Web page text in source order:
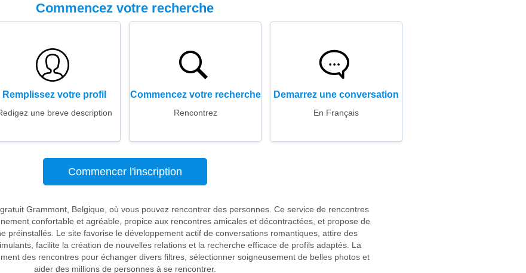
Commencez votre recherche
Remplissez votre profil
une breve description
Commencez votre recherche
Rencontrez
Demarrez une conversation
En Français
Commencer l'inscription
Grammont, Belgique, où vous pouvez rencontrer des personnes. Ce service de rencontres
confortable et agréable, propice aux rencontres amicales et décontractées, et propose de
préinstallés. Le site favorise le développement actif de conversations romantiques, attire des
facilite la création de nouvelles relations et la recherche efficace de profils adaptés. La
des rencontres pour échanger divers filtres, sélectionner soigneusement de belles photos et
aider des millions de personnes à se rencontrer.